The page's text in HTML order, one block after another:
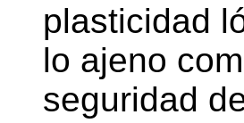
plasticidad
lo ajeno
seguridad